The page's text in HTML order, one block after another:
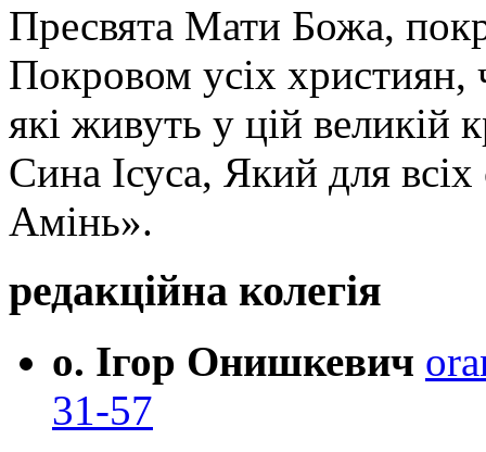
Пресвята Мати Божа,
Покровом усіх християн,
які живуть у цій великій
Сина Ісуса, Який для
Амінь».
редакційна колегія
о. Ігор Онишкевич
31-57